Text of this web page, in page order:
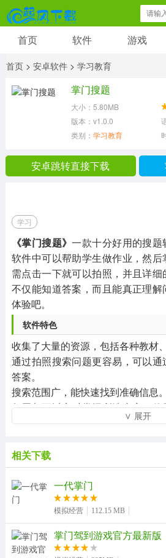
游戏
8254 款应用
2387 款应用
15090 款应用
金融理财
生活办公
首页 软件 游戏
首页 > 安卓软件 > 学习教育
掌门搜题
大小：5.80MB
版本：v1.0.0
类别： 学习教育
安卓跳转直接下载
学习
《掌门搜题》一款十分好用的搜
软件中可以帮助学生做作业，然
需点击一下就可以拍照，并且详
不仅能知道答案，而且能真正理
体验吧。
软件特色
收集了大量的资源，包括各种教材
通过拍照搜索问题更容易，可以
答案。
搜索范围广，能快速找到准确信息。
每周都可以实时掌握所选内容，
类选材。
含搜索功能服务，方便用户及时找
用户可以在软件中轻松的提问，让
单方便。
无限用户的学习模式，可以根据
每个问题都能及时为用户提供答
∨ 展开
相关下载
一代掌门
模拟经营 112.15 MB
掌门驾到游戏官方最新版